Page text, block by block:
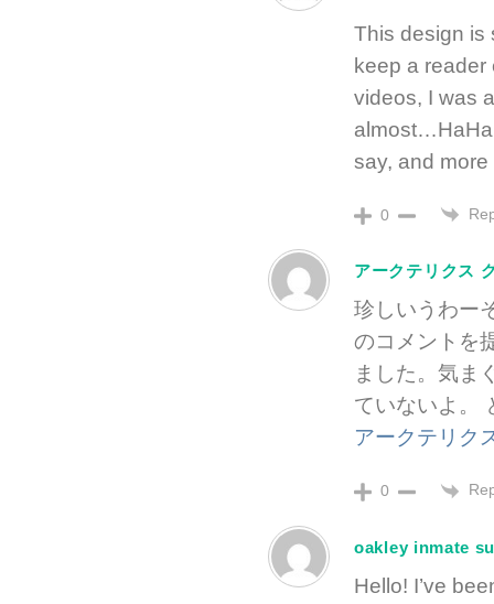
This design is
keep a
videos, I was
say, and
0
アークテリクス
珍しいうわー
のコメントを
ました。気ま
ていないよ。
アークテリク
0
oakley inmate
Hello! I’ve